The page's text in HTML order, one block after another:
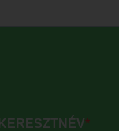
KERESZTNÉV